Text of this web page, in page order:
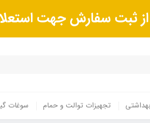
از ثبت سفارش جهت
تجهیزات توالت و حمام سوغات